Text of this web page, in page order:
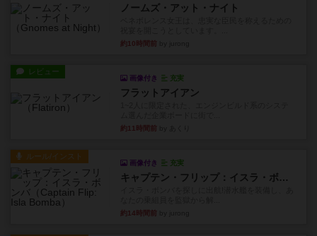
ノームズ・アット・ナイト
約10時間前
レビュー
画像付き 充実
フラットアイアン
約11時間前
ルール/インスト
画像付き 充実
キャプテン・フリップ：イスラ・ボンバ
約14時間前